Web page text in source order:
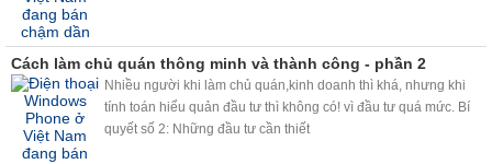
Cách làm chủ quán thông minh và thành công - phần 2
Nhiều người khi làm chủ quán,kinh doanh thì khá, nhưng khi
tính toán hiểu quản đầu tư thì không có! vì đầu tư quá mức. Bí
quyết số 2: Những đầu tư cần thiết